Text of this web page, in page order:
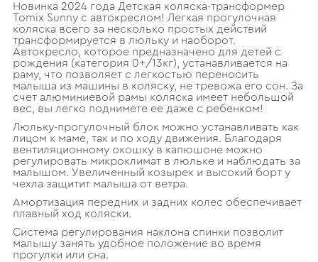
Новинка 2024 года Детская коляска-трансформер
Tomix Sunny с автокреслом! Легкая прогулочная
коляска всего за несколько простых действий
трансформируется в люльку и наоборот.
Автокресло, которое предназначено для детей с
рождения (категория 0+/13кг), устанавливается на
раму, что позволяет с легкостью переносить
малыша из машины в коляску, не тревожа его сон. За
счет алюминиевой рамы коляска имеет небольшой
вес, вы легко поднимете ее даже с ребенком!
Люльку-прогулочный блок можно устанавливать как
лицом к маме, так и по ходу движения. Благодаря
вентиляционному окошку в капюшоне можно
регулировать микроклимат в люльке и наблюдать за
малышом. Увеличенный козырек и высокий борт у
чехла защитит малыша от ветра.
Амортизация передних и задних колес обеспечивает
плавный ход коляски.
Система регулирования наклона спинки позволит
малышу занять удобное положение во время
прогулки или сна.